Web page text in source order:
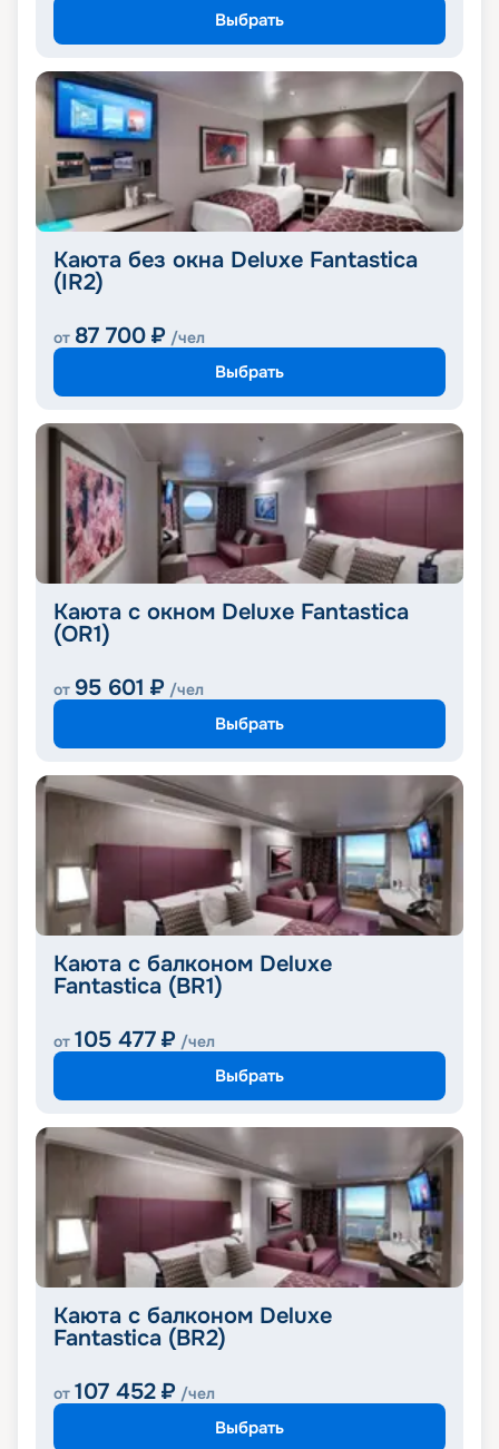
Выбрать
Каюта без окна Deluxe Fantastica
(IR2)
от 87 700 ₽ /чел
Выбрать
Каюта с окном Deluxe Fantastica
(OR1)
от 95 601 ₽ /чел
Выбрать
Каюта с балконом Deluxe
Fantastica (BR1)
от 105 477 ₽ /чел
Выбрать
Каюта с балконом Deluxe
Fantastica (BR2)
от 107 452 ₽ /чел
Выбрать